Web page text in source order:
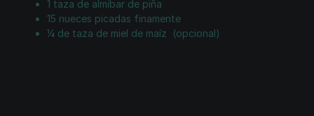
1 taza de almibar de piña
15 nueces picadas finamente
¼ de taza de miel de maíz (opcional)